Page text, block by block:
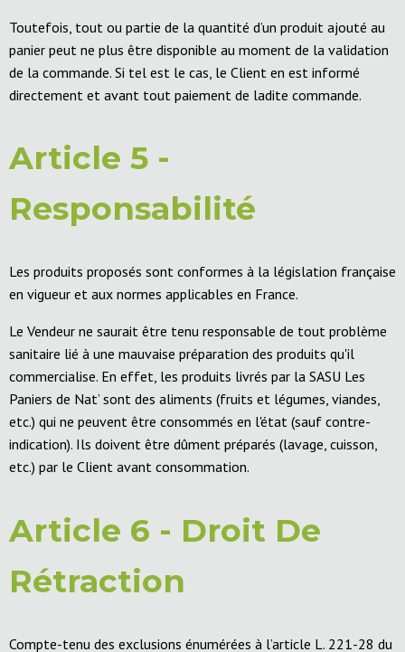
Toutefois, tout ou partie de la quantité d’un produit ajouté au
panier peut ne plus être disponible au moment de la validation
de la commande. Si tel est le cas, le Client en est informé
directement et avant tout paiement de ladite commande.
Article 5 -
Responsabilité
Les produits proposés sont conformes à la législation française
en vigueur et aux normes applicables en France.
Le Vendeur ne saurait être tenu responsable de tout problème
sanitaire lié à une mauvaise préparation des produits qu'il
commercialise. En effet, les produits livrés par la SASU Les
Paniers de Nat’ sont des aliments (fruits et légumes, viandes,
etc.) qui ne peuvent être consommés en l'état (sauf contre-
indication). Ils doivent être dûment préparés (lavage, cuisson,
etc.) par le Client avant consommation.
Article 6 - Droit De
Rétraction
Compte-tenu des exclusions énumérées à l’article L. 221-28 du